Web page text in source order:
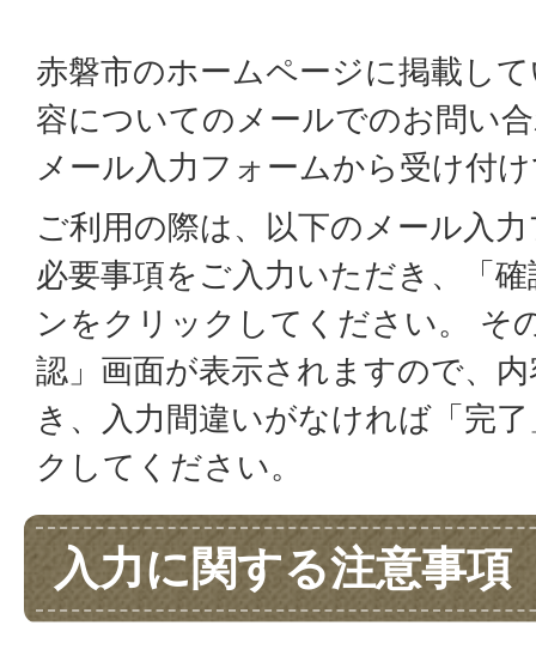
赤磐市のホームページに掲載し
容についてのメールでのお問い
メール入力フォームから受け付
ご利用の際は、以下のメール入
必要事項をご入力いただき、「
ンをクリックしてください。 そ
認」画面が表示されますので、
き、入力間違いがなければ「完
クしてください。
入力に関する注意事項